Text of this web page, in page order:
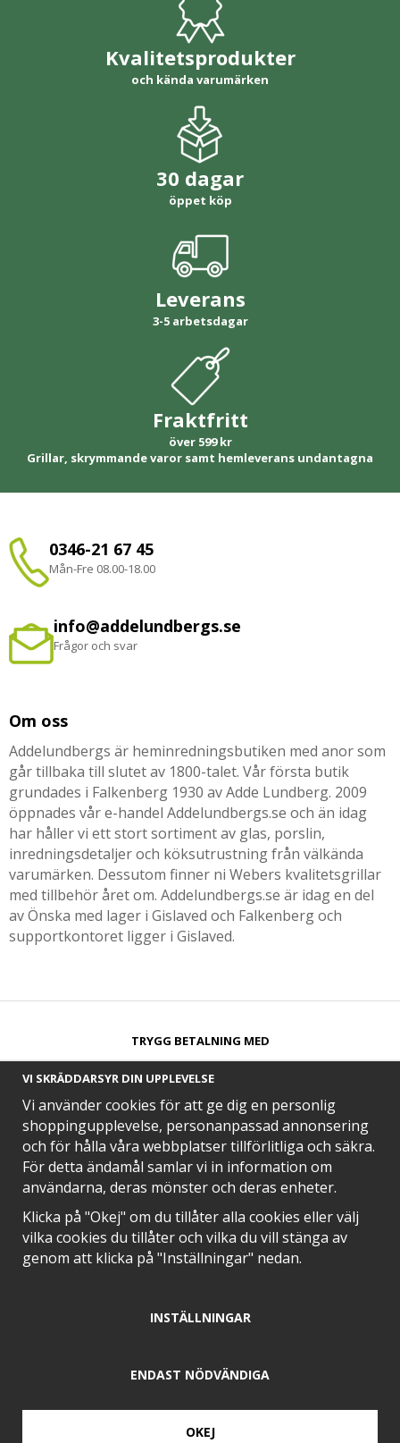
Kvalitetsprodukter
och kända varumärken
30 dagar
öppet köp
Leverans
3-5 arbetsdagar
Fraktfritt
över 599 kr
Grillar, skrymmande varor samt hemleverans undantagna
0346-21 67 45
Mån-Fre 08.00-18.00
info@addelundbergs.se
Frågor och svar
Om oss
Addelundbergs är heminredningsbutiken med anor som
går tillbaka till slutet av 1800-talet. Vår första butik
grundades i Falkenberg 1930 av Adde Lundberg. 2009
öppnades vår e-handel Addelundbergs.se och än idag
har håller vi ett stort sortiment av glas, porslin,
inredningsdetaljer och köksutrustning från välkända
varumärken. Dessutom finner ni Webers kvalitetsgrillar
med tillbehör året om. Addelundbergs.se är idag en del
av Önska med lager i Gislaved och Falkenberg och
supportkontoret ligger i Gislaved.
TRYGG BETALNING MED​
SNABB LEVERANS MED
EN DEL AV
VI SKRÄDDARSYR DIN UPPLEVELSE
Vi använder cookies för att ge dig en personlig
shoppingupplevelse, personanpassad annonsering
och för hålla våra webbplatser tillförlitliga och säkra.
För detta ändamål samlar vi in information om
användarna, deras mönster och deras enheter.
Klicka på "Okej" om du tillåter alla cookies eller välj
vilka cookies du tillåter och vilka du vill stänga av
genom att klicka på "Inställningar" nedan.
INSTÄLLNINGAR
ENDAST NÖDVÄNDIGA
OKEJ